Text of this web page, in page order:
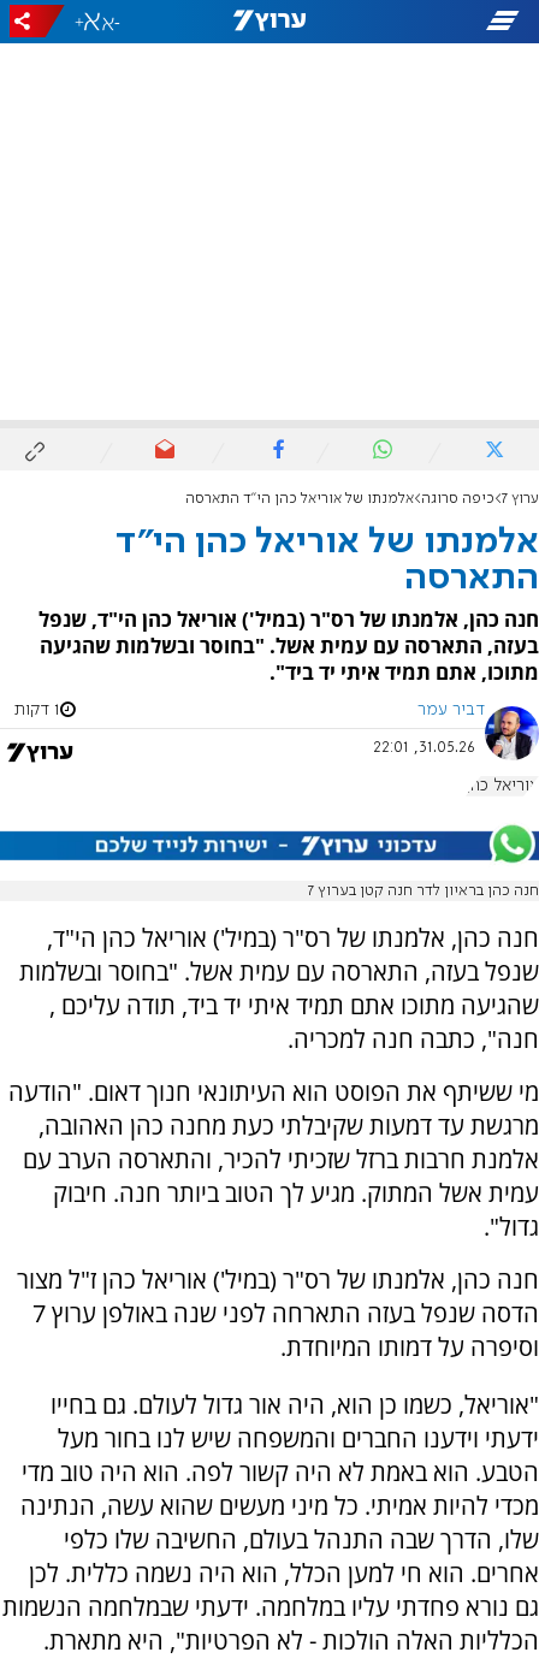
-
+
ערוץ 7 כיפה סרוגה אלמנתו של אוריאל כהן הי"ד התארסה
אלמנתו של אוריאל כהן הי"ד
התארסה
חנה כהן, אלמנתו של רס"ר (במיל') אוריאל כהן הי"ד, שנפל
בעזה, התארסה עם עמית אשל. "בחוסר ובשלמות שהגיעה
מתוכו, אתם תמיד איתי יד ביד".
דביר עמר 1 דקות
31.05.26, 22:01
אוריאל כהן
חנה כהן בראיון לדר חנה קטן בערוץ 7
חנה כהן, אלמנתו של רס"ר (במיל') אוריאל כהן הי"ד,
שנפל בעזה, התארסה עם עמית אשל. "בחוסר ובשלמות
שהגיעה מתוכו אתם תמיד איתי יד ביד, תודה עליכם ,
חנה", כתבה חנה למכריה.
מי ששיתף את הפוסט הוא העיתונאי חנוך דאום. "הודעה
מרגשת עד דמעות שקיבלתי כעת מחנה כהן האהובה,
אלמנת חרבות ברזל שזכיתי להכיר, והתארסה הערב עם
עמית אשל המתוק. מגיע לך הטוב ביותר חנה. חיבוק
גדול".
חנה כהן, אלמנתו של רס"ר (במיל') אוריאל כהן ז"ל מצור
הדסה שנפל בעזה התארחה לפני שנה באולפן ערוץ 7
וסיפרה על דמותו המיוחדת.
"אוריאל, כשמו כן הוא, היה אור גדול לעולם. גם בחייו
ידעתי וידענו החברים והמשפחה שיש לנו בחור מעל
הטבע. הוא באמת לא היה קשור לפה. הוא היה טוב מדי
מכדי להיות אמיתי. כל מיני מעשים שהוא עשה, הנתינה
שלו, הדרך שבה התנהל בעולם, החשיבה שלו כלפי
אחרים. הוא חי למען הכלל, הוא היה נשמה כללית. לכן
גם נורא פחדתי עליו במלחמה. ידעתי שבמלחמה הנשמות
הכלליות האלה הולכות - לא הפרטיות", היא מתארת.